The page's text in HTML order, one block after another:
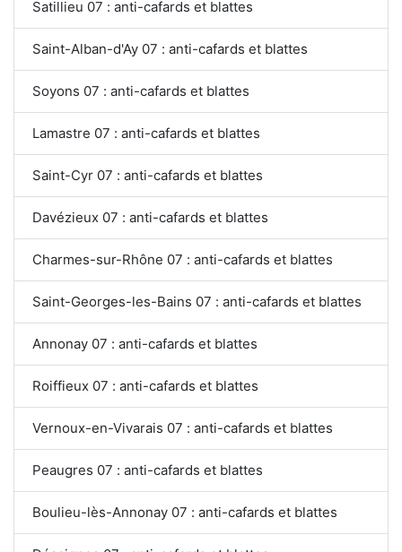
Satillieu 07 : anti-cafards et blattes
Saint-Alban-d'Ay 07 : anti-cafards et blattes
Soyons 07 : anti-cafards et blattes
Lamastre 07 : anti-cafards et blattes
Saint-Cyr 07 : anti-cafards et blattes
Davézieux 07 : anti-cafards et blattes
Charmes-sur-Rhône 07 : anti-cafards et blattes
Saint-Georges-les-Bains 07 : anti-cafards et blattes
Annonay 07 : anti-cafards et blattes
Roiffieux 07 : anti-cafards et blattes
Vernoux-en-Vivarais 07 : anti-cafards et blattes
Peaugres 07 : anti-cafards et blattes
Boulieu-lès-Annonay 07 : anti-cafards et blattes